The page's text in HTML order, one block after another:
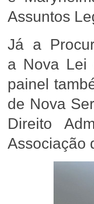
Assuntos
Já a
a Nova Lei
painel
de Nova
Direito
Associação